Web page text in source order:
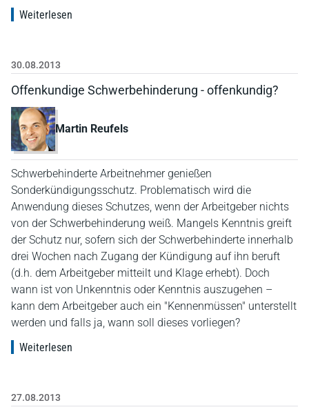
Weiterlesen
30.08.2013
Offenkundige Schwerbehinderung - offenkundig?
Martin Reufels
Schwerbehinderte Arbeitnehmer genießen
Sonderkündigungsschutz. Problematisch wird die
Anwendung dieses Schutzes, wenn der Arbeitgeber nichts
von der Schwerbehinderung weiß. Mangels Kenntnis greift
der Schutz nur, sofern sich der Schwerbehinderte innerhalb
drei Wochen nach Zugang der Kündigung auf ihn beruft
(d.h. dem Arbeitgeber mitteilt und Klage erhebt). Doch
wann ist von Unkenntnis oder Kenntnis auszugehen –
kann dem Arbeitgeber auch ein "Kennenmüssen" unterstellt
werden und falls ja, wann soll dieses vorliegen?
Weiterlesen
27.08.2013